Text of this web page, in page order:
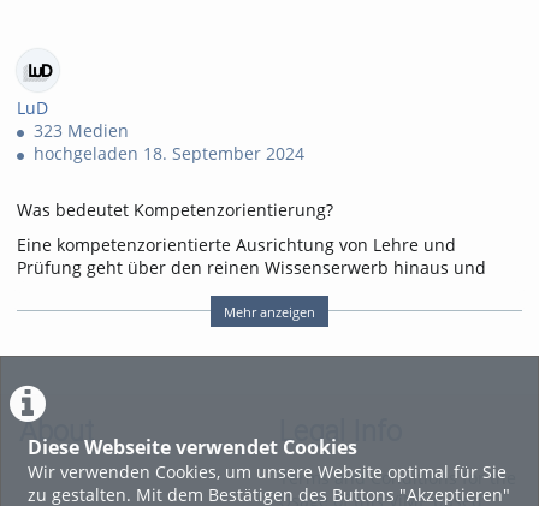
Diese Webseite verwendet Cookies
Wir verwenden Cookies, um unsere Website optimal für Sie
zu gestalten. Mit dem Bestätigen des Buttons "Akzeptieren"
LuD
323 Medien
hochgeladen 18. September 2024
Was bedeutet Kompetenzorientierung?
Eine kompetenzorientierte Ausrichtung von Lehre und
Prüfung geht über den reinen Wissenserwerb hinaus und
befähigt die Studierenden, dieses Wissen in praktischen
Situationen anzuwenden und komplexe Problemstellungen zu
Tags:
100sek
Mehr anzeigen
About Legal Info
Terms and Conditions for the
Usage of this ViMP based